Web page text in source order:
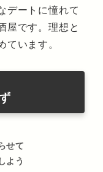
デートに憧れて
屋です。理想と
います。
せて
よう